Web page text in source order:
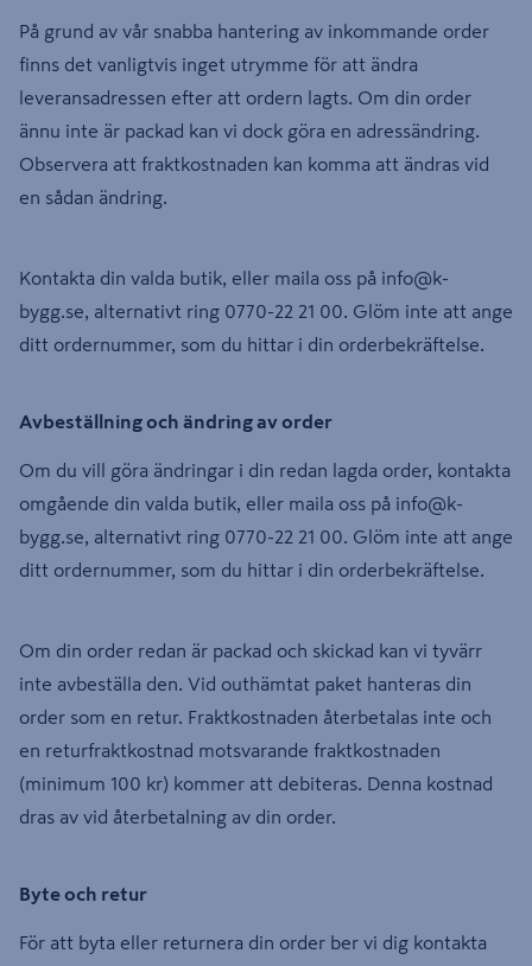
På grund av vår snabba hantering av inkommande order
finns det vanligtvis inget utrymme för att ändra
leveransadressen efter att ordern lagts. Om din order
ännu inte är packad kan vi dock göra en adressändring.
Observera att fraktkostnaden kan komma att ändras vid
en sådan ändring.
Kontakta din valda butik, eller maila oss på info@k-
bygg.se , alternativt ring 0770-22 21 00. Glöm inte att ange
ditt ordernummer, som du hittar i din orderbekräftelse.
Avbeställning och ändring av order
Om du vill göra ändringar i din redan lagda order, kontakta
omgående din valda butik, eller maila oss på info@k-
bygg.se , alternativt ring 0770-22 21 00. Glöm inte att ange
ditt ordernummer, som du hittar i din orderbekräftelse.
Om din order redan är packad och skickad kan vi tyvärr
inte avbeställa den. Vid outhämtat paket hanteras din
order som en retur. Fraktkostnaden återbetalas inte och
en returfraktkostnad motsvarande fraktkostnaden
(minimum 100 kr) kommer att debiteras. Denna kostnad
dras av vid återbetalning av din order.
Byte och retur
För att byta eller returnera din order ber vi dig kontakta